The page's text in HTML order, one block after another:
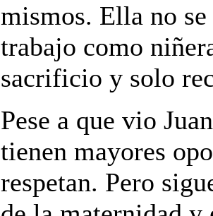
mismos. Ella no
trabajo como
sacrificio y solo
Pese a que vio
tienen mayores
respetan. Pero